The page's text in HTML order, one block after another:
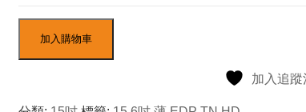
加入購物車
加入追蹤